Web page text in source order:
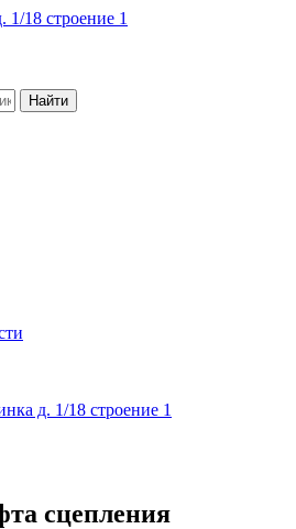
18 строение 1
Найти
д. 1/18 строение 1
сцепления